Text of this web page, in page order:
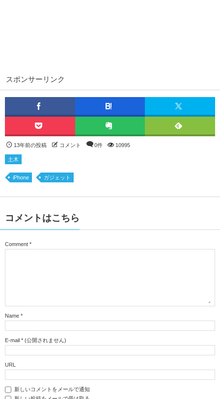
スポンサーリンク
13年前の投稿 コメント 0件 10995
土木
iPhone ガジェット
コメントはこちら
Comment *
Name *
E-mail * (公開されません)
URL
新しいコメントをメールで通知